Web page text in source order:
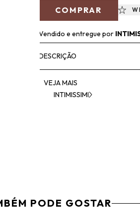
COMPRAR
Vendido e entregue por
DESCRIÇÃO
VEJA MAIS
INTIMISSIMI
PODE GOSTAR